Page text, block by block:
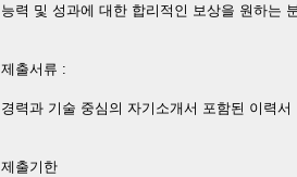
능력 및 성과에 대한 합리적인 보상을 원하는
제출서류 :
경력과 기술 중심의 자기소개서 포함된 이력서
제출기한